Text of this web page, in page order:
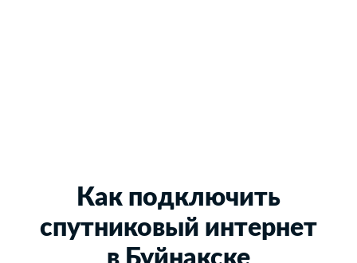
Как подключить
спутниковый интернет